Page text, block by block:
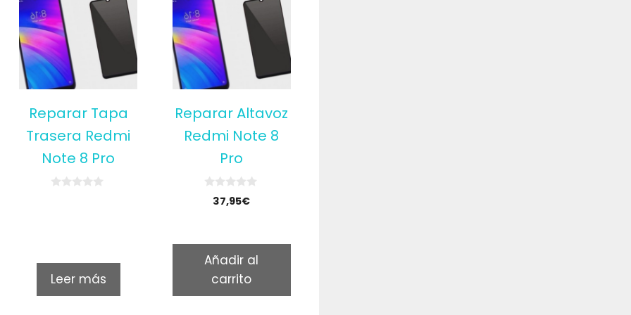
Reparar Tapa
Trasera Redmi
Note 8 Pro
Leer más
Reparar Altavoz
Redmi Note 8
Pro
f
5
37,95€
Añadir al
carrito